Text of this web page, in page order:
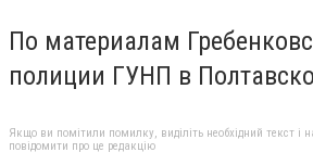
По материалам
полиции ГУНП в
Якщо ви помітили помилку, виділіть необхідний текст і
повідомити про це редакцію